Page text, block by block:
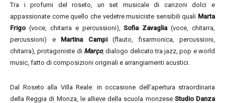
Tra i profumi del roseto, un set musicale di canzoni dolci e
appassionate come quello che vedetre musiciste sensibili quali Marta
Frigo (voce, chitarra e percussioni),Sofia Zavaglia(voce, chitarra,
percussioni) e Martina Campi(flauto, fisarmonica, percussioni,
chitarra), protagoniste di Março, dialogo delicato tra jazz, pop e world
music, fatto di composizioni originali e arrangiamenti acustici.
Dal Roseto alla Villa Reale: in occasione dell’apertura straordinaria
della Reggia di Monza, le allieve della scuola monzeseStudio Danza